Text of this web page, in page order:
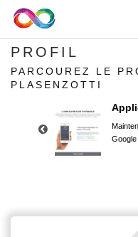
PROFIL
PARCOUREZ LE
PLASENZOTTI
Google